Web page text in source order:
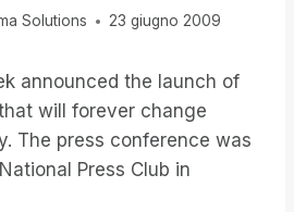
Solutions 23 giugno 2009
announced the launch of
will forever change
The press conference was
Press Club in